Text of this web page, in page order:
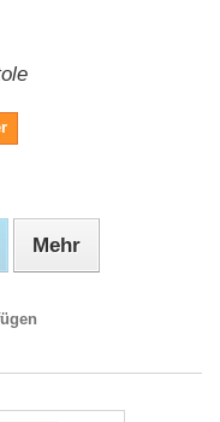
Mehr